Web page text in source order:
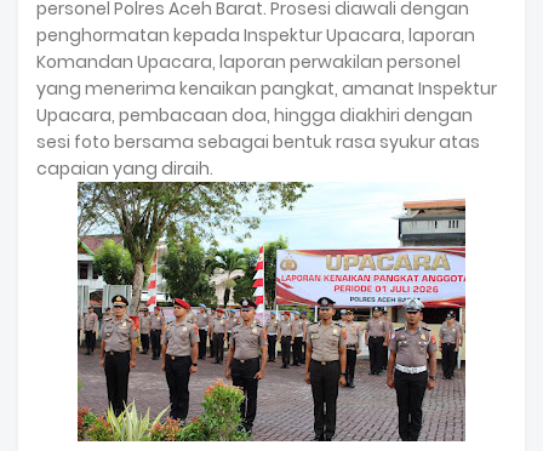
personel Polres Aceh Barat. Prosesi diawali dengan
penghormatan kepada Inspektur Upacara, laporan
Komandan Upacara, laporan perwakilan personel
yang menerima kenaikan pangkat, amanat Inspektur
Upacara, pembacaan doa, hingga diakhiri dengan
sesi foto bersama sebagai bentuk rasa syukur atas
capaian yang diraih.